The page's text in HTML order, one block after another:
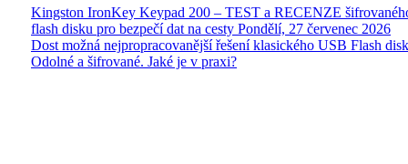
Kingston IronKey Keypad 200 – TEST a RECENZE
flash disku pro bezpečí dat na cesty Pondělí, 27 červenec 2026
Dost možná nejpropracovanější řešení klasického USB Flash
Odolné a šifrované. Jaké je v praxi?